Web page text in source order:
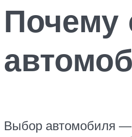
Почему
Выбор автомобиля —